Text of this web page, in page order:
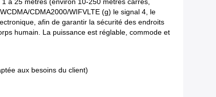
CDMA2000/WIFVLTE (g) le signal 4, le
afin de garantir la sécurité des endroits
humain. La puissance est réglable, commode et
aux besoins du client)